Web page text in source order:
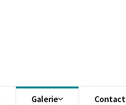
Galerie Contact